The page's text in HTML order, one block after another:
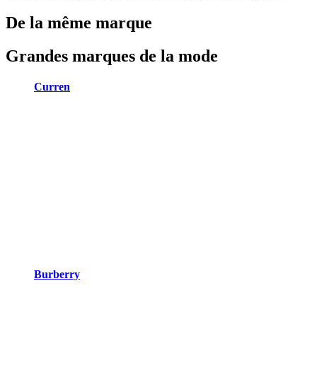
De la même marque
Grandes marques de la mode
Curren
Burberry